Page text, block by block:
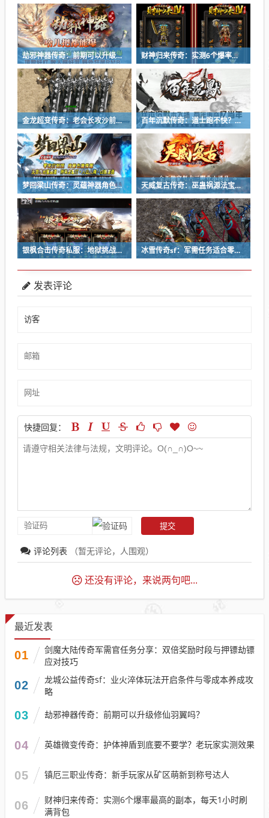
劫邪神器传奇：前期可以升级修仙羽翼吗？ 财神归来传奇：实测6个爆率最高的副本，每天1小时刷满背包
金龙超变传奇：老会长攻沙前必做三件事，教你有备而战 百年沉默传奇：道士跑不快？战士法师这么打准能赢！
梦回梁山传奇：灵蕴神器角色死亡后是否会掉落？ 天威复古传奇：巫蛊祸源法宝基础属性与特殊效果
银枫合击传奇私服：地狱挑战副本任务进入条件 冰雪传奇sf：军需任务适合零经验的小白玩家吗？
发表评论
快捷回复：
评论列表 （暂无评论， 人围观）
还没有评论，来说两句吧...
最近发表
01
剑魔大陆传奇军需官任务分享：双倍奖励时段与押镖劫镖
应对技巧​
02
龙城公益传奇sf：业火淬体玩法开启条件与零成本养成攻
略
03 劫邪神器传奇：前期可以升级修仙羽翼吗？
04 英雄微变传奇：护体神盾到底要不要学？老玩家实测效果
05 镇厄三职业传奇：新手玩家从矿区萌新到称号达人
06
财神归来传奇：实测6个爆率最高的副本，每天1小时刷
满背包